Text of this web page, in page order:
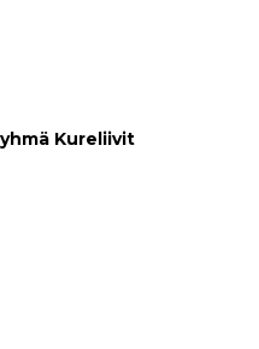
Kureliivit